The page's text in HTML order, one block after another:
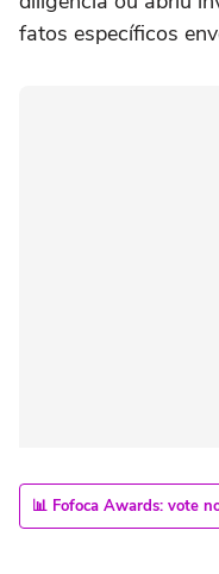
fatos específicos
📊 Fofoca Awards: vote